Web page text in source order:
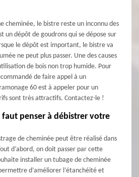
cheminée, le bistre reste un inconnu des
un dépôt de goudrons qui se dépose sur
le dépôt est important, le bistre va
ne peut plus passer. Une des causes
de bois non trop humide. Pour
de faire appel à un
60 est à appeler pour un
sont très attractifs. Contactez-le !
faut penser à débistrer votre
de cheminée peut être réalisé dans
d’abord, on doit passer par cette
installer un tubage de cheminée
d’améliorer l’étanchéité et